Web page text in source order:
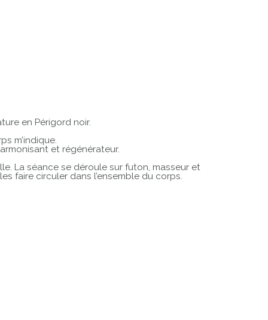
en Périgord noir.
m’indique.
et régénérateur.
La séance se déroule sur futon, masseur et
faire circuler dans l’ensemble du corps.